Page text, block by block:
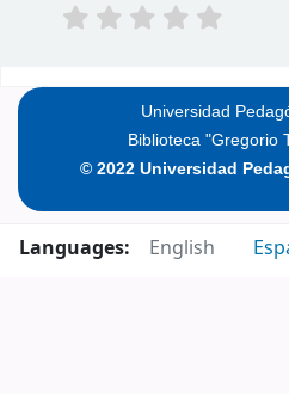
Universidad
Biblioteca "Gregorio
© 2022 Universidad
Languages: English